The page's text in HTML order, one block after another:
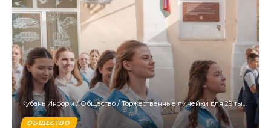
Кубань Информ/Общество/ Торжественные линейки для 29 тысяч выпускников проведут в Краснодаре
ОБЩЕСТВО